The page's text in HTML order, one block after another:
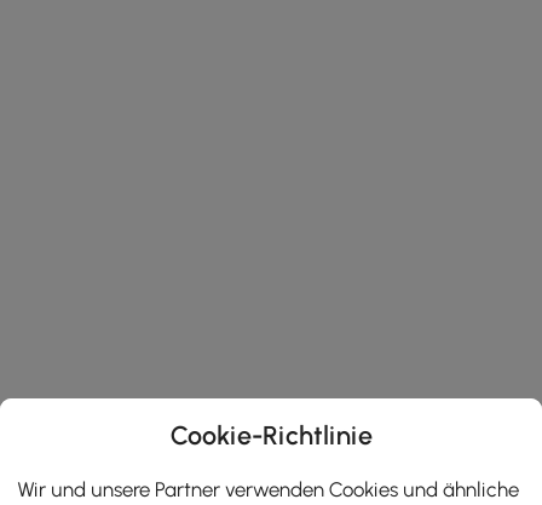
Cookie-Richtlinie
Wir und unsere Partner verwenden Cookies und ähnliche